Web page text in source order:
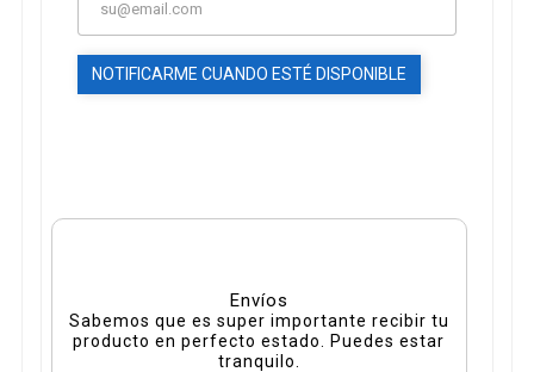
NOTIFICARME CUANDO ESTÉ DISPONIBLE
Envíos
Sabemos que es super importante recibir tu
producto en perfecto estado. Puedes estar
tranquilo.